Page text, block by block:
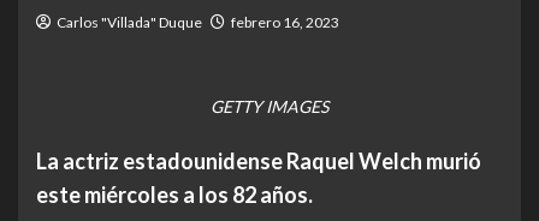
Carlos "Villada" Duque febrero 16, 2023
GETTY IMAGES
La actriz estadounidense Raquel Welch murió
este miércoles a los 82 años.